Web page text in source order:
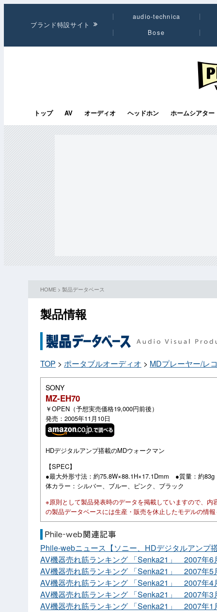
ブランド特設サイト
audio-technica
Bose
トップ AV オーディオ ヘッドホン ホームシアター
HOME > 製品データベース
製品情報
TOP > ポータブルオーディオ > MDプレーヤー/レ
SONY
MZ-EH70
￥OPEN（予想実売価格19,000円前後）
発売：2005年11月10日
HDデジタルアンプ搭載のMDウォークマン
【SPEC】
●最大外形寸法：約75.8W×88.1H×17.1Dmm ●質量：約
体カラー：シルバー、ブルー、ピンク、ブラック
※原則として製品発表時のデータを掲載していますので、
の製品データベースには生産・販売を休止したモデルの情
Phile-webニュース【ソニー、HDデジタルアンプ
AV機器売れ筋ランキング 「Senka21」 2007年6
AV機器売れ筋ランキング 「Senka21」 2007年5
AV機器売れ筋ランキング 「Senka21」 2007年4
AV機器売れ筋ランキング 「Senka21」 2007年3
AV機器売れ筋ランキング 「Senka21」 2007年1